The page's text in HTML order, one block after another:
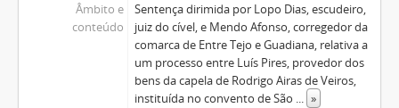
Âmbito e
conteúdo
Sentença dirimida por Lopo Dias, escudeiro,
juiz do cível, e Mendo Afonso, corregedor da
comarca de Entre Tejo e Guadiana, relativa a
um processo entre Luís Pires, provedor dos
bens da capela de Rodrigo Airas de Veiros,
instituída no convento de São ... »